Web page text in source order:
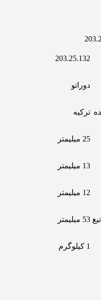
203.25.132
دوراتو
ترکیه
25 میلیمتر
13 میلیمتر
12 میلیمتر
53 میلیمتر
1 کیلوگرم